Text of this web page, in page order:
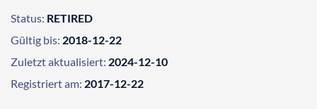
Status: RETIRED
Gültig bis: 2018-12-22
Zuletzt aktualisiert: 2024-12-10
Registriert am: 2017-12-22